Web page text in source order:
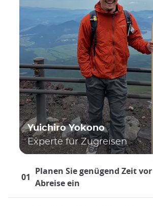
01
Planen Sie genügend Zeit
Abreise ein
Yuichiro Yokono
Experte für Zugreisen